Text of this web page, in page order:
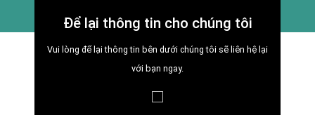
Để lại thông tin cho chúng tôi
Vui lòng để lại thông tin bên dưới chúng tôi sẽ liên hệ lại
với bạn ngay.